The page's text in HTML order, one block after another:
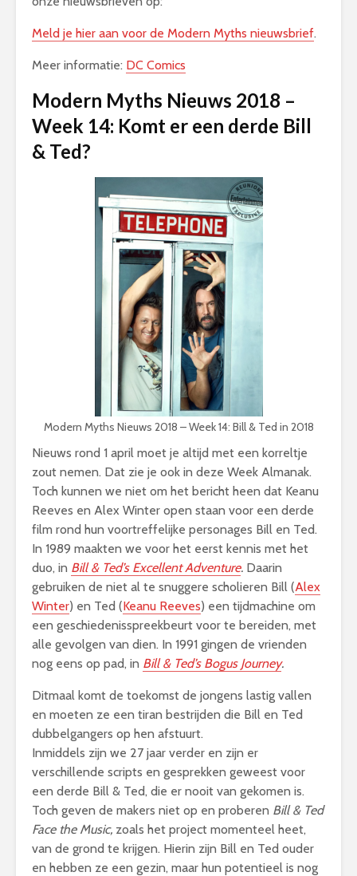
Meld je hier aan voor de Modern Myths nieuwsbrief.
Meer informatie: DC Comics
Modern Myths Nieuws 2018 –
Week 14: Komt er een derde Bill
& Ted?
Modern Myths Nieuws 2018 – Week 14: Bill & Ted in 2018
Nieuws rond 1 april moet je altijd met een korreltje
zout nemen. Dat zie je ook in deze Week Almanak.
Toch kunnen we niet om het bericht heen dat Keanu
Reeves en Alex Winter open staan voor een derde
film rond hun voortreffelijke personages Bill en Ted.
In 1989 maakten we voor het eerst kennis met het
duo, in Bill & Ted’s Excellent Adventure. Daarin
gebruiken de niet al te snuggere scholieren Bill (Alex
Winter) en Ted (Keanu Reeves) een tijdmachine om
een geschiedenisspreekbeurt voor te bereiden, met
alle gevolgen van dien. In 1991 gingen de vrienden
nog eens op pad, in Bill & Ted’s Bogus Journey.
Ditmaal komt de toekomst de jongens lastig vallen
en moeten ze een tiran bestrijden die Bill en Ted
dubbelgangers op hen afstuurt.
Inmiddels zijn we 27 jaar verder en zijn er
verschillende scripts en gesprekken geweest voor
een derde Bill & Ted, die er nooit van gekomen is.
Toch geven de makers niet op en proberen Bill & Ted
Face the Music, zoals het project momenteel heet,
van de grond te krijgen. Hierin zijn Bill en Ted ouder
en hebben ze een gezin, maar hun potentieel is nog